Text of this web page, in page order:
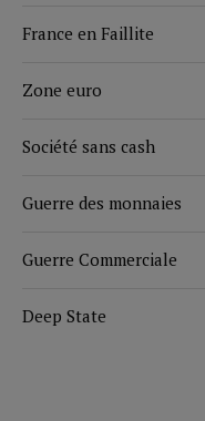
France en Faillite
Zone euro
Société sans cash
Guerre des monnaies
Guerre Commerciale
Deep State